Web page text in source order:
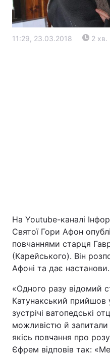
РЕГІОНИ
Київ
Дніпро
Одеса
Спорт
11:29, 23.03.2018 2 хв.
На Youtube-каналі
Святої Гори Афон
повчаннями старця
(Карейського). Він
Афоні та дає настанови.
«Одного разу відомий
Катунакський прийшов
зустрічі ватопедські
можливістю й
якісь повчання про
Єфрем відповів так: